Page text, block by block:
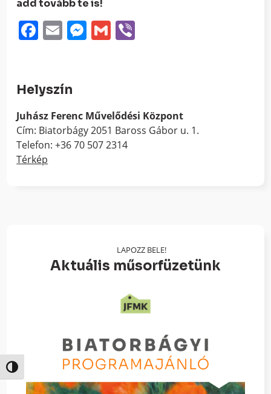
Nagy kontraszt váltása
add tovább te is!
Facebook
EmailMessenger
Gmail
Helyszín
Juhász Ferenc Művelődési Központ
Cím: Biatorbágy 2051 Baross Gábor u. 1.
Telefon: +36 70 507 2314
Térkép
LAPOZZ BELE!
Aktuális műsorfüzetünk